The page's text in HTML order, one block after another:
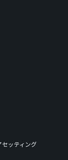
セッティング